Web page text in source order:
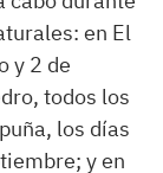
en El
y 2 de
todos los
los días
y en